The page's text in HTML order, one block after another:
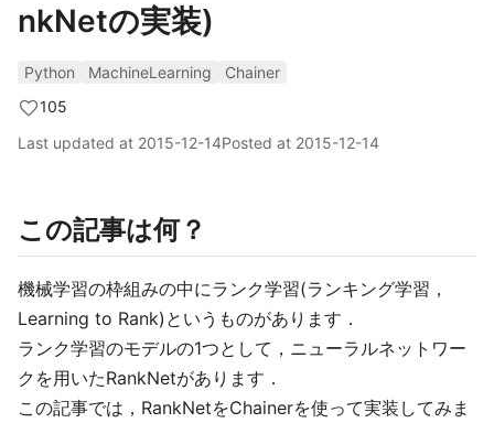
nkNetの実装)
Python MachineLearning
Chainer
105
Last updated at 2015-12-14Posted at 2015-12-14
この記事は何？
機械学習の枠組みの中にランク学習(ランキング学習，
Learning to Rank)というものがあります．
ランク学習のモデルの1つとして，ニューラルネットワー
クを用いたRankNetがあります．
この記事では，RankNetをChainerを使って実装してみま